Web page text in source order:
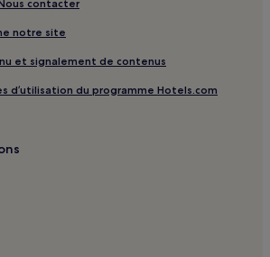
contacter
notre site
et signalement de contenus
d’utilisation du programme Hotels.com